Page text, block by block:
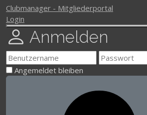
Clubmanager - Mitgliederportal
Login
Anmelden
Angemeldet bleiben